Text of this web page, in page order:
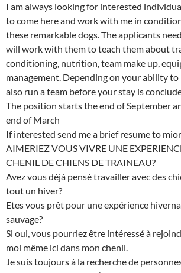
I am always looking for interested
to come here and work with me in
these remarkable dogs. The applicants
will work with them to teach them about
conditioning, nutrition, team make up,
management. Depending on your ability to
also run a team before your stay is
The position starts the end of September
end of March
If interested send me a brief resume to
AIMERIEZ VOUS VIVRE UNE
CHENIL DE CHIENS DE TRAINEAU?
Avez vous déjà pensé travailler avec des
tout un hiver?
Etes vous prêt pour une expérience
sauvage?
Si oui, vous pourriez être intéressé à
moi même ici dans mon chenil.
Je suis toujours à la recherche de